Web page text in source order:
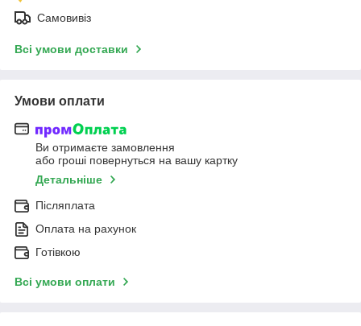
Самовивіз
Всі умови доставки
Умови оплати
Ви отримаєте замовлення
або гроші повернуться на вашу картку
Детальніше
Післяплата
Оплата на рахунок
Готівкою
Всі умови оплати